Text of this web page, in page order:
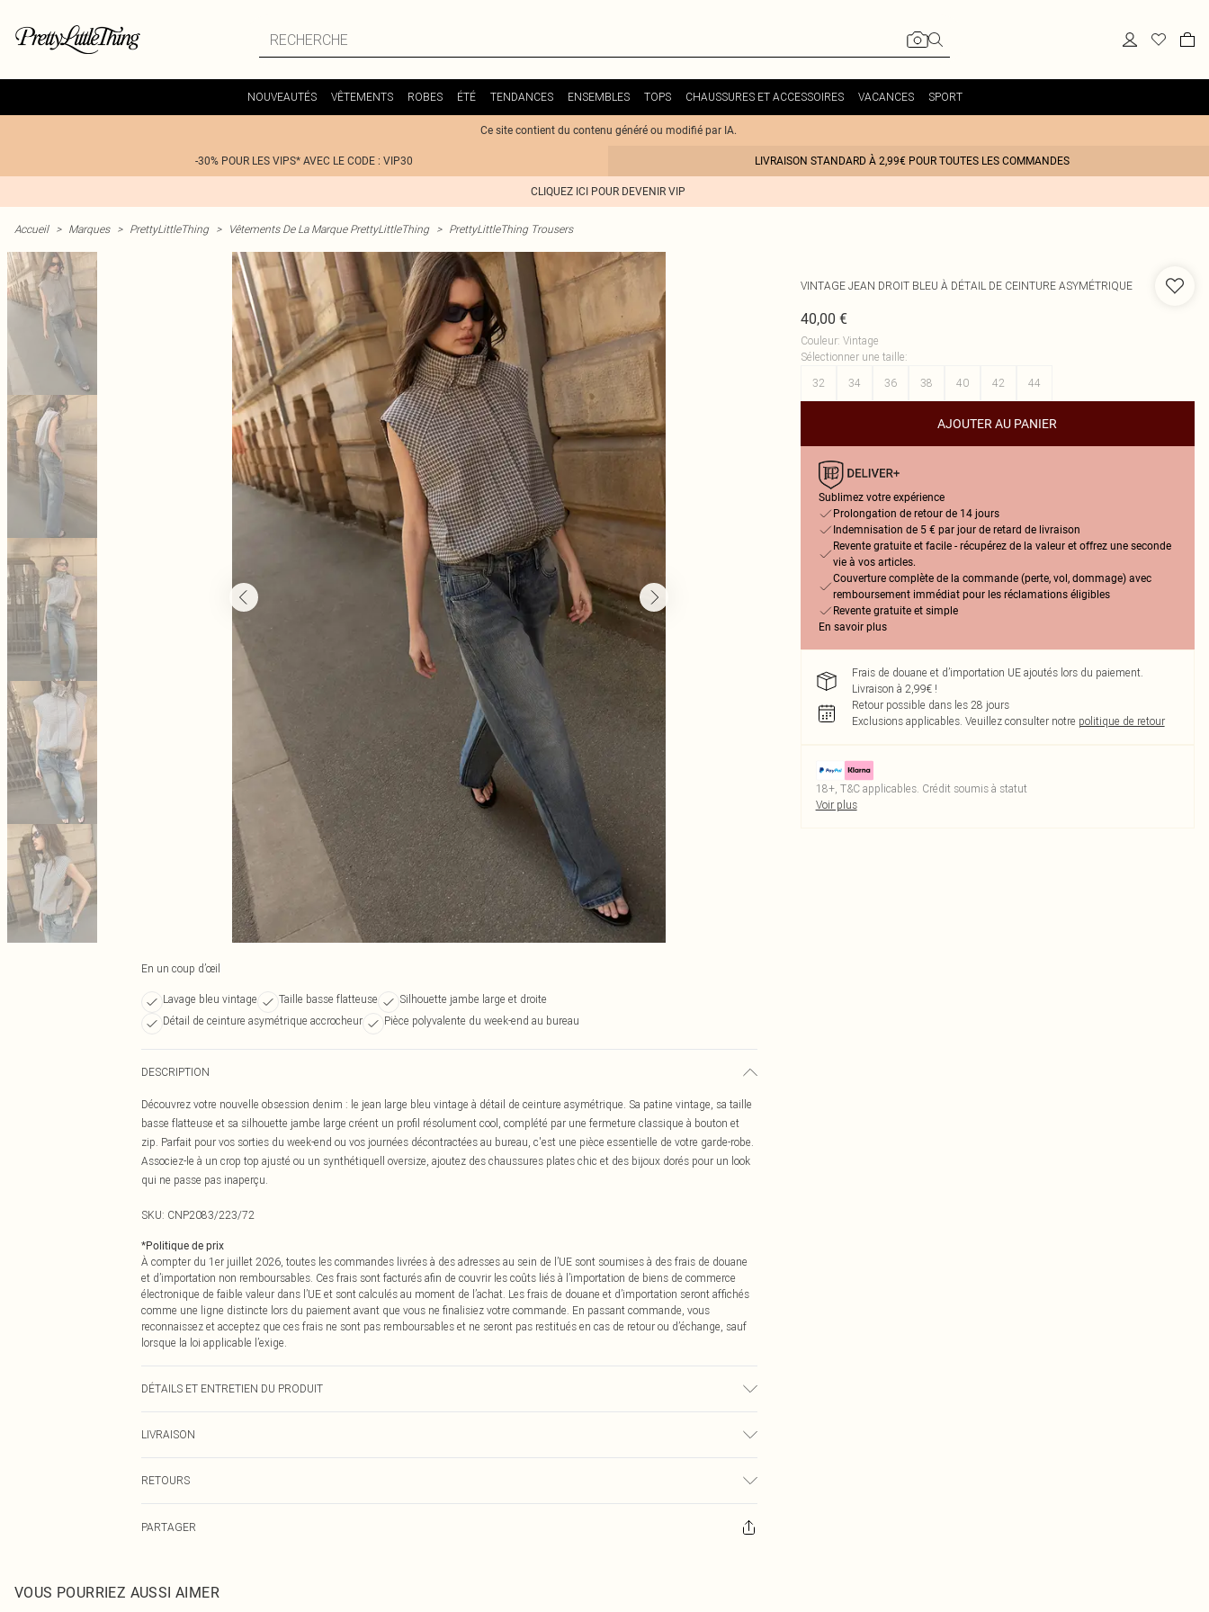
NOUVEAUTÉS VÊTEMENTS ROBES ÉTÉ TENDANCES ENSEMBLES TOPS CHAUSSURES ET ACCESSOIRES VACANCES SPORT
Ce site contient du contenu généré ou modifié par IA.
-30% POUR LES VIPS* AVEC LE CODE : VIP30 LIVRAISON STANDARD À 2,99€ POUR TOUTES LES COMMANDES
CLIQUEZ ICI POUR DEVENIR VIP
Accueil > Marques > PrettyLittleThing > Vêtements De La Marque PrettyLittleThing > PrettyLittleThing Trousers
En un coup d’œil
Lavage bleu vintage Taille basse flatteuse
Silhouette jambe large et droite
Détail de ceinture asymétrique accrocheur
Pièce polyvalente du week-end au bureau
DESCRIPTION
Découvrez votre nouvelle obsession denim : le jean large bleu vintage à détail de ceinture asymétrique. Sa patine vintage, sa taille
basse flatteuse et sa silhouette jambe large créent un profil résolument cool, complété par une fermeture classique à bouton et
zip. Parfait pour vos sorties du week-end ou vos journées décontractées au bureau, c'est une pièce essentielle de votre garde-robe.
Associez-le à un crop top ajusté ou un synthétiquell oversize, ajoutez des chaussures plates chic et des bijoux dorés pour un look
qui ne passe pas inaperçu.
SKU: CNP2083/223/72
*Politique de prix
À compter du 1er juillet 2026, toutes les commandes livrées à des adresses au sein de l’UE sont soumises à des frais de douane
et d’importation non remboursables. Ces frais sont facturés afin de couvrir les coûts liés à l’importation de biens de commerce
électronique de faible valeur dans l’UE et sont calculés au moment de l’achat. Les frais de douane et d’importation seront affichés
comme une ligne distincte lors du paiement avant que vous ne finalisiez votre commande. En passant commande, vous
reconnaissez et acceptez que ces frais ne sont pas remboursables et ne seront pas restitués en cas de retour ou d’échange, sauf
lorsque la loi applicable l’exige.
DÉTAILS ET ENTRETIEN DU PRODUIT
LIVRAISON
€9.99
RETOURS
Veuillez noter que nous ne pouvons pas rembourser les masques tendance, les cosmétiques, les bijoux pour piercings, les jouets
également être essayées en intérieur. Les articles pour la maison, y compris le linge de lit, les matelas, les surmatelas et les
PARTAGER
VINTAGE JEAN DROIT BLEU À DÉTAIL DE CEINTURE ASYMÉTRIQUE
40,00 €
Couleur: Vintage
Sélectionner une taille:
32
34 36 38 40 42 44
AJOUTER AU PANIER
Sublimez votre expérience
Prolongation de retour de 14 jours
Indemnisation de 5 € par jour de retard de livraison
Revente gratuite et facile - récupérez de la valeur et offrez une seconde
vie à vos articles.
Couverture complète de la commande (perte, vol, dommage) avec
remboursement immédiat pour les réclamations éligibles
Revente gratuite et simple
En savoir plus
Frais de douane et d’importation UE ajoutés lors du paiement.
Livraison à 2,99€ !
Retour possible dans les 28 jours
Exclusions applicables. Veuillez consulter notre politique de retour
18+, T&C applicables. Crédit soumis à statut
Voir plus
VOUS POURRIEZ AUSSI AIMER